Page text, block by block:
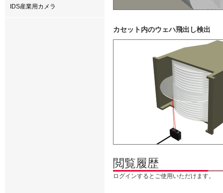
IDS産業用カメラ
カセット内のウェハ飛出し検出
閲覧履歴
ログインするとご使用いただけます。